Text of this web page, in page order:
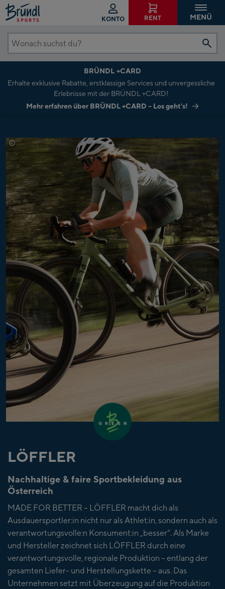
KONTO RENT MENÜ
Wonach
suchst
BRÜNDL +CARD
Erhalte exklusive Rabatte, erstklassige Services und unvergessliche
Erlebnisse mit der BRÜNDL +CARD!
Mehr erfahren über BRÜNDL +CARD – Los geht's!
LÖFFLER
Nachhaltige & faire Sportbekleidung aus
Österreich
MADE FOR BETTER – LÖFFLER macht dich als
Ausdauersportler:in nicht nur als Athlet:in, sondern auch als
verantwortungsvolle:n Konsument:in „besser“. Als Marke
und Hersteller zeichnet sich LÖFFLER durch eine
verantwortungsvolle, regionale Produktion – entlang der
gesamten Liefer- und Herstellungskette – aus. Das
Unternehmen setzt mit Überzeugung auf die Produktion
© Löffler